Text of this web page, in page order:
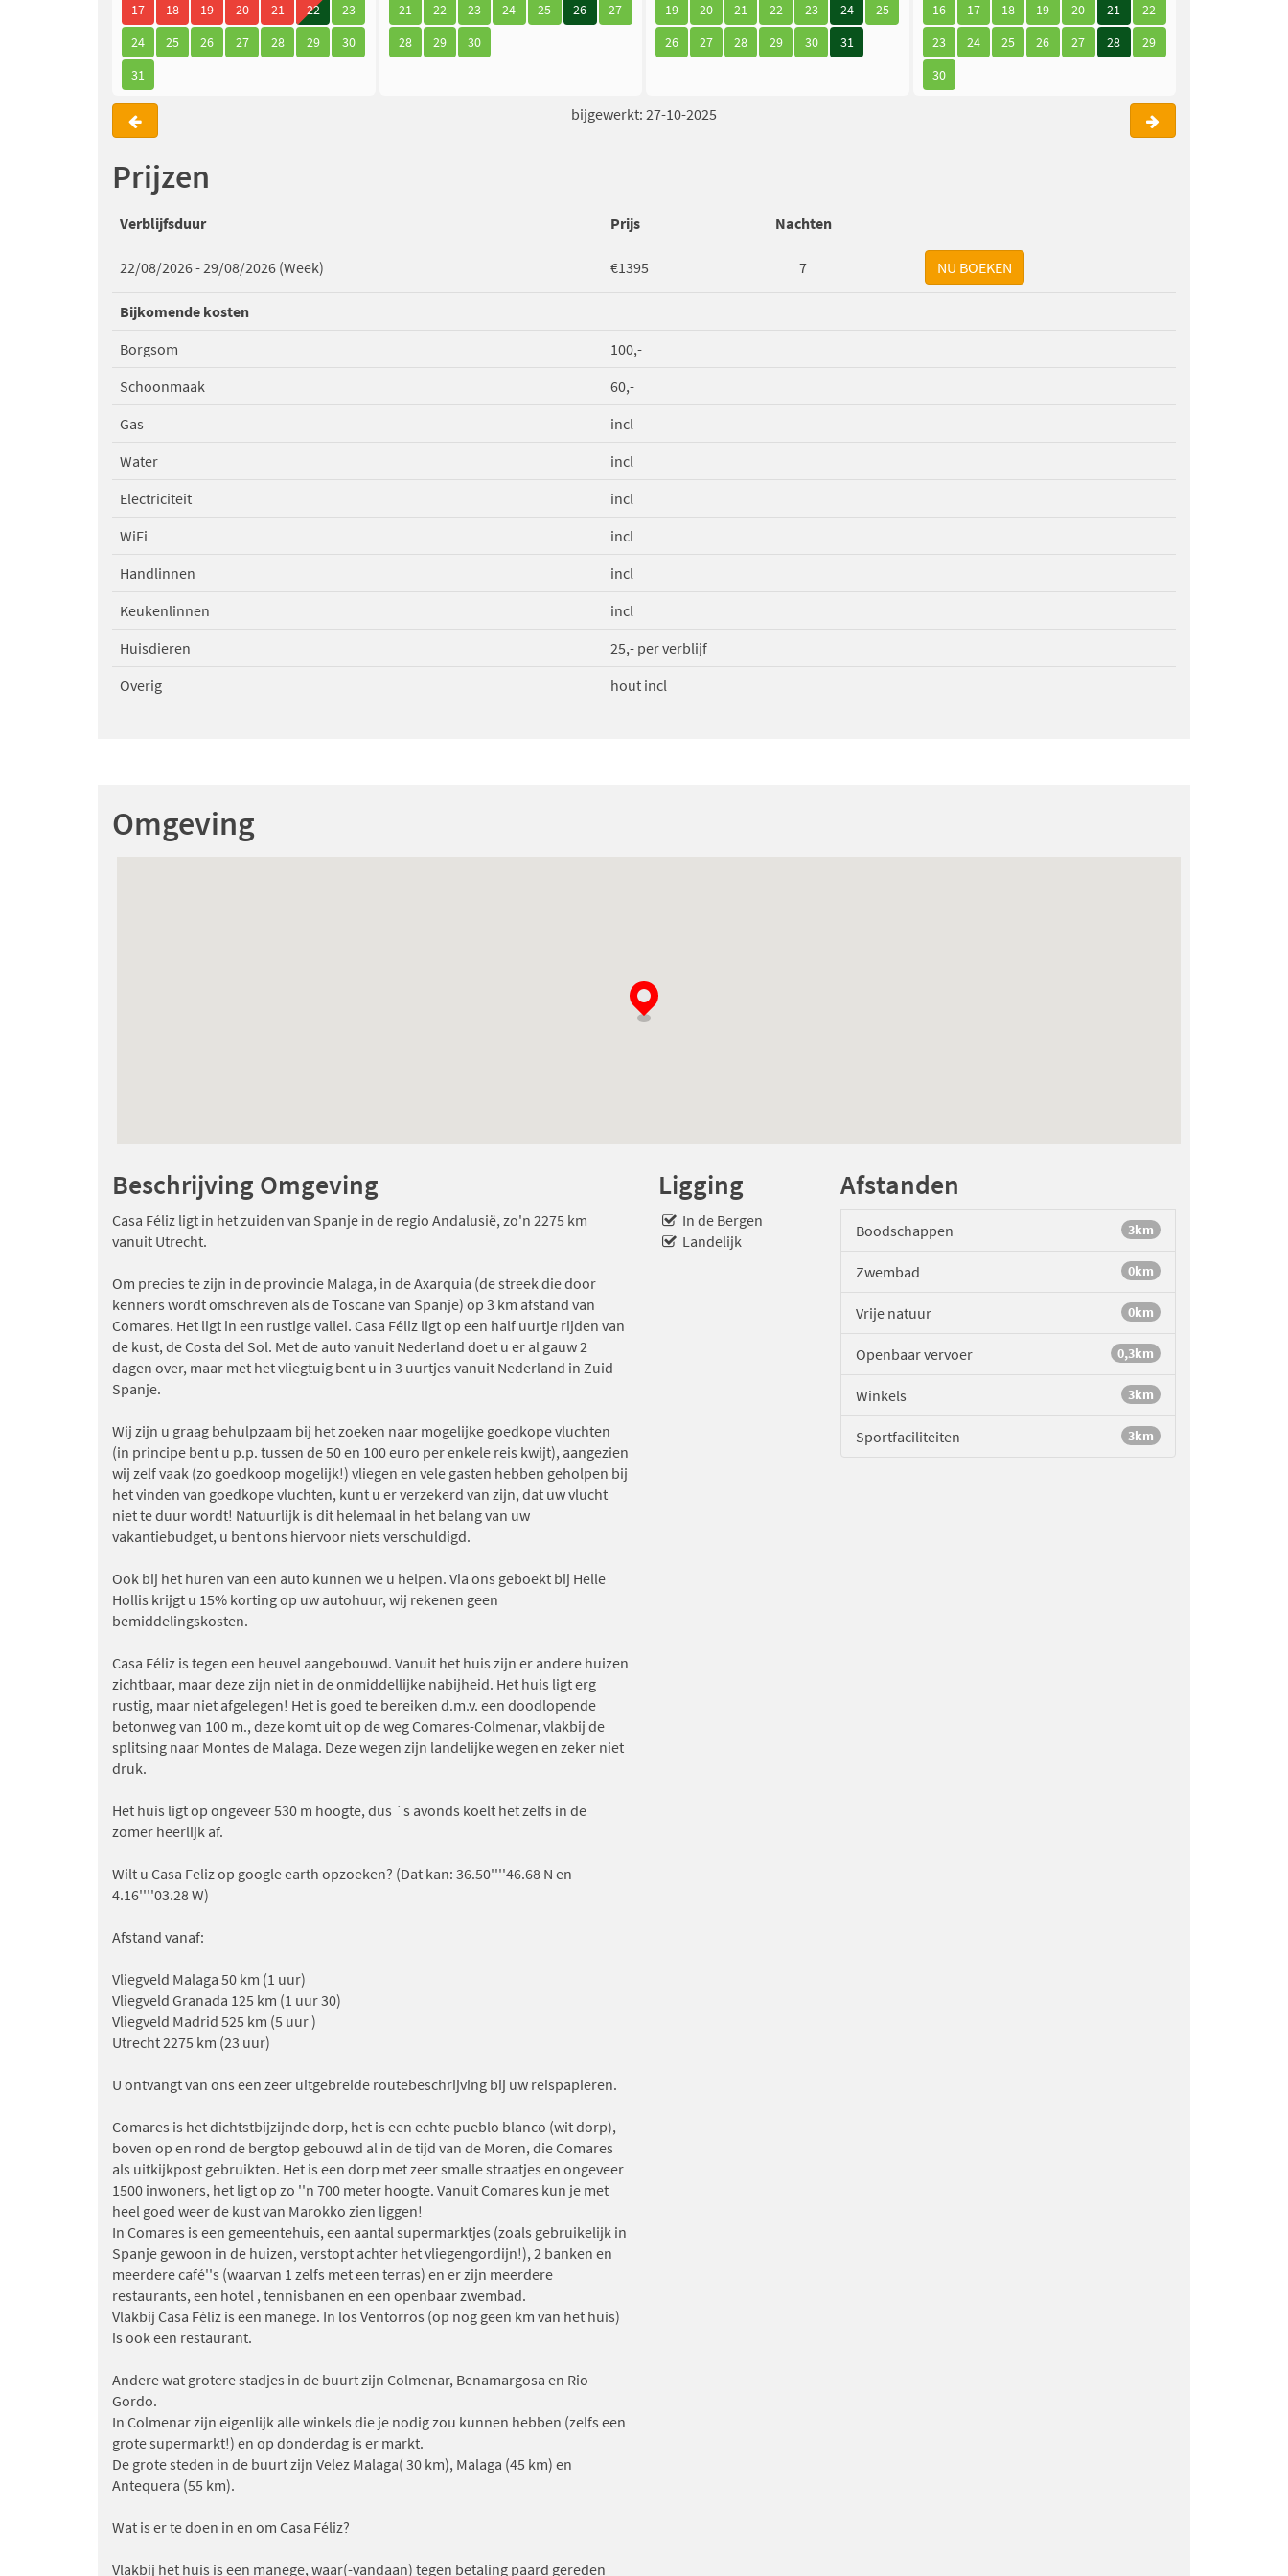
17
18 19 20 21 22
23
24
25 26 27 28 29
30
31
21
22 23 24 25 26
27
28
29 30
19
20 21 22 23 24
25
26
27 28 29 30 31
16
17 18 19 20 21
22
23
24 25 26 27 28
29
30
bijgewerkt: 27-10-2025
Prijzen
Verblijfsduur Prijs Nachten
22/08/2026 - 29/08/2026 (Week) €1395 7
Bijkomende kosten
Borgsom
100,-
Schoonmaak
60,-
Gas
incl
Water
incl
Electriciteit
incl
WiFi
incl
Handlinnen
incl
Keukenlinnen
incl
Huisdieren
25,- per verblijf
Overig
hout incl
Omgeving
Beschrijving Omgeving
Casa Féliz ligt in het zuiden van Spanje in de regio Andalusië, zo'n 2275 km
vanuit Utrecht.
Om precies te zijn in de provincie Malaga, in de Axarquia (de streek die door
kenners wordt omschreven als de Toscane van Spanje) op 3 km afstand van
Comares. Het ligt in een rustige vallei. Casa Féliz ligt op een half uurtje rijden van
de kust, de Costa del Sol. Met de auto vanuit Nederland doet u er al gauw 2
dagen over, maar met het vliegtuig bent u in 3 uurtjes vanuit Nederland in Zuid-
Spanje.
Wij zijn u graag behulpzaam bij het zoeken naar mogelijke goedkope vluchten
(in principe bent u p.p. tussen de 50 en 100 euro per enkele reis kwijt), aangezien
wij zelf vaak (zo goedkoop mogelijk!) vliegen en vele gasten hebben geholpen bij
het vinden van goedkope vluchten, kunt u er verzekerd van zijn, dat uw vlucht
niet te duur wordt! Natuurlijk is dit helemaal in het belang van uw
vakantiebudget, u bent ons hiervoor niets verschuldigd.
Ook bij het huren van een auto kunnen we u helpen. Via ons geboekt bij Helle
Hollis krijgt u 15% korting op uw autohuur, wij rekenen geen
bemiddelingskosten.
Casa Féliz is tegen een heuvel aangebouwd. Vanuit het huis zijn er andere huizen
zichtbaar, maar deze zijn niet in de onmiddellijke nabijheid. Het huis ligt erg
rustig, maar niet afgelegen! Het is goed te bereiken d.m.v. een doodlopende
betonweg van 100 m., deze komt uit op de weg Comares-Colmenar, vlakbij de
splitsing naar Montes de Malaga. Deze wegen zijn landelijke wegen en zeker niet
druk.
Het huis ligt op ongeveer 530 m hoogte, dus ´s avonds koelt het zelfs in de
zomer heerlijk af.
Wilt u Casa Feliz op google earth opzoeken? (Dat kan: 36.50''''46.68 N en
4.16''''03.28 W)
Afstand vanaf:
Vliegveld Malaga 50 km (1 uur)
Vliegveld Granada 125 km (1 uur 30)
Vliegveld Madrid 525 km (5 uur )
Utrecht 2275 km (23 uur)
U ontvangt van ons een zeer uitgebreide routebeschrijving bij uw reispapieren.
Comares is het dichtstbijzijnde dorp, het is een echte pueblo blanco (wit dorp),
boven op en rond de bergtop gebouwd al in de tijd van de Moren, die Comares
als uitkijkpost gebruikten. Het is een dorp met zeer smalle straatjes en ongeveer
1500 inwoners, het ligt op zo ''n 700 meter hoogte. Vanuit Comares kun je met
heel goed weer de kust van Marokko zien liggen!
In Comares is een gemeentehuis, een aantal supermarktjes (zoals gebruikelijk in
Spanje gewoon in de huizen, verstopt achter het vliegengordijn!), 2 banken en
meerdere café''s (waarvan 1 zelfs met een terras) en er zijn meerdere
restaurants, een hotel , tennisbanen en een openbaar zwembad.
Vlakbij Casa Féliz is een manege. In los Ventorros (op nog geen km van het huis)
is ook een restaurant.
Andere wat grotere stadjes in de buurt zijn Colmenar, Benamargosa en Rio
Gordo.
In Colmenar zijn eigenlijk alle winkels die je nodig zou kunnen hebben (zelfs een
grote supermarkt!) en op donderdag is er markt.
De grote steden in de buurt zijn Velez Malaga( 30 km), Malaga (45 km) en
Antequera (55 km).
Wat is er te doen in en om Casa Féliz?
Vlakbij het huis is een manege, waar(-vandaan) tegen betaling paard gereden
Ligging
In de Bergen
Landelijk
Afstanden
Boodschappen 3km
Zwembad 0km
Vrije natuur 0km
Openbaar vervoer 0,3km
Winkels 3km
Sportfaciliteiten 3km